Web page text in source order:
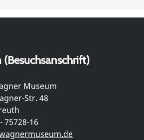
(Besuchsanschrift)
Museum
Str. 48
75728-16